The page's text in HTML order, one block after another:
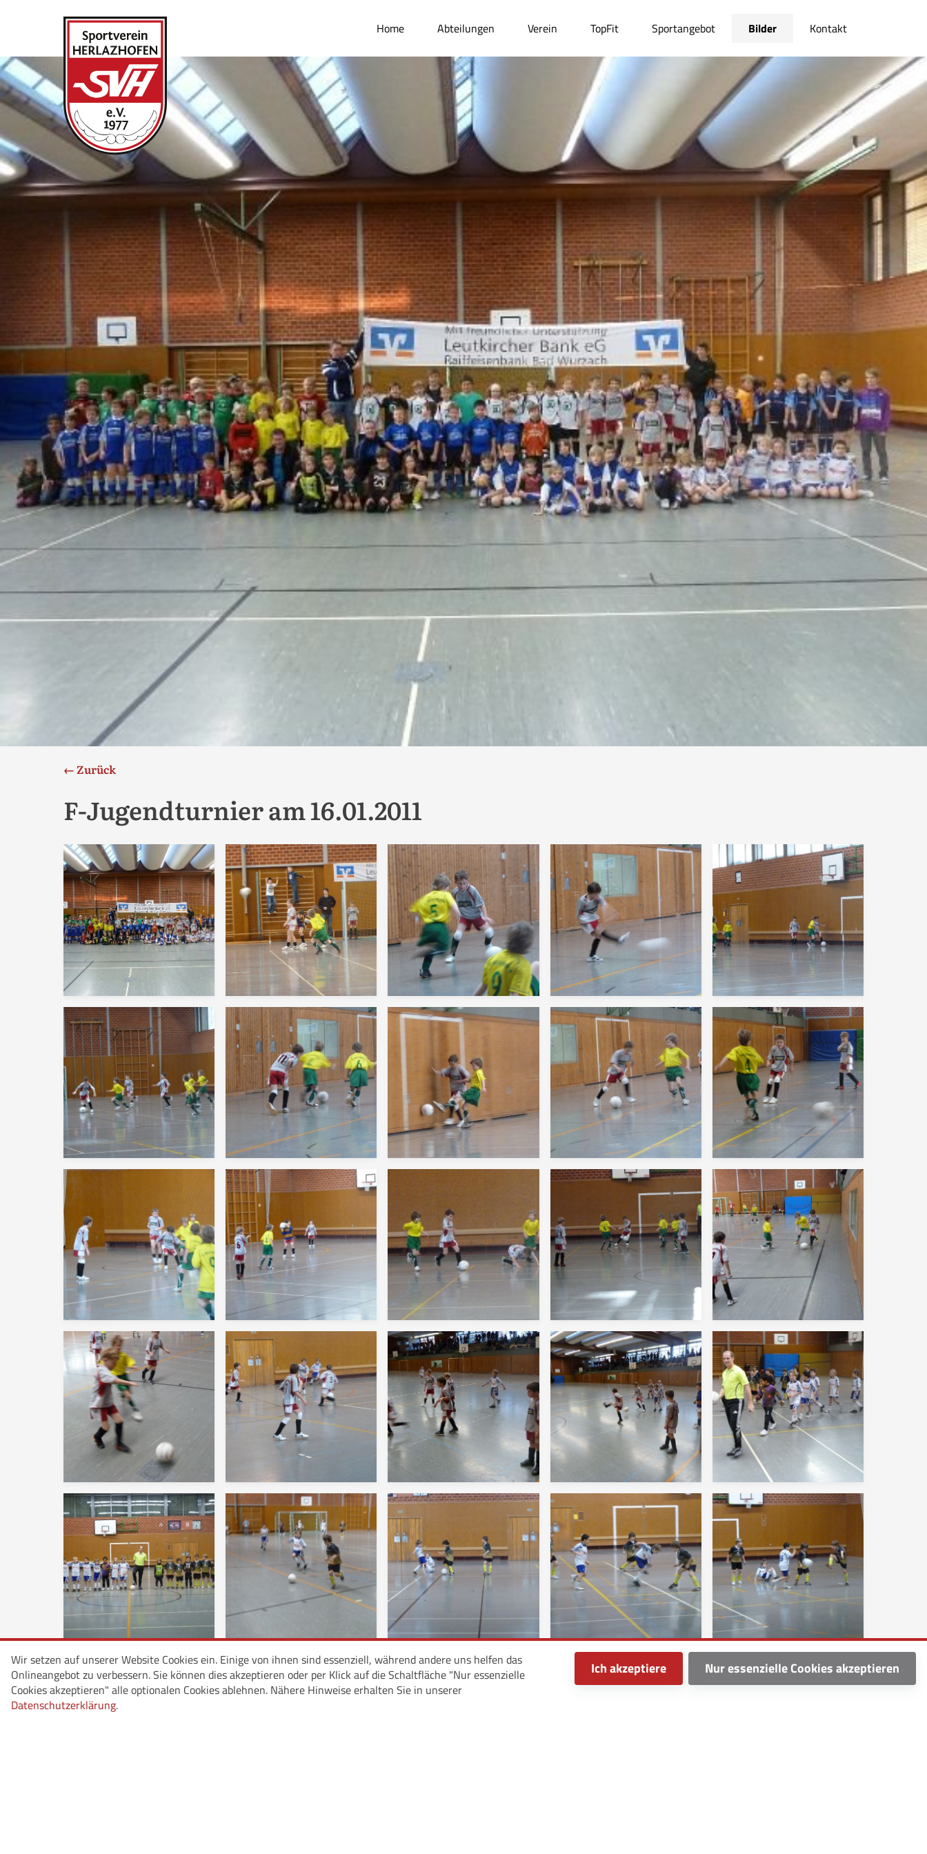
Home Abteilungen Verein TopFit Sportangebot Bilder Kontakt
← Zurück
F-Jugendturnier am 16.01.2011
Wir setzen auf unserer Website Cookies ein. Einige von ihnen sind essenziell, während andere uns helfen das
Onlineangebot zu verbessern. Sie können dies akzeptieren oder per Klick auf die Schaltfläche "Nur essenzielle
Cookies akzeptieren" alle optionalen Cookies ablehnen. Nähere Hinweise erhalten Sie in unserer
Datenschutzerklärung.
Ich akzeptiere Nur essenzielle Cookies akzeptieren